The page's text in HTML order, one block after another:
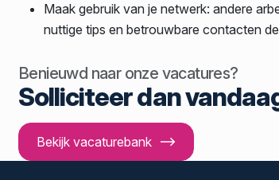
Maak gebruik van je netwerk: andere
nuttige tips en betrouwbare contacten
Benieuwd naar onze vacatures?
Solliciteer dan
Bekijk vacaturebank